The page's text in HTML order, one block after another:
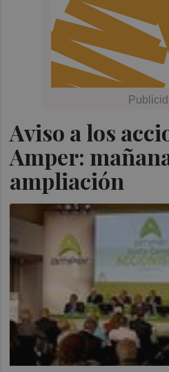
Aviso a los
Amper:
ampliación